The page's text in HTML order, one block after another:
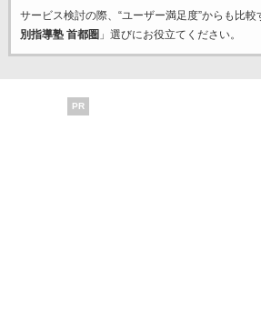
サービス検討の際、“ユーザー満足度”からも比較
別指導塾 首都圏 」選びにお役立てください。
PR